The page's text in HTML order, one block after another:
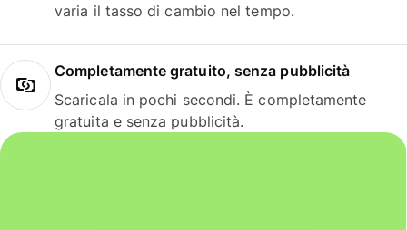
varia il tasso di cambio nel tempo.
Completamente gratuito, senza pubblicità
Scaricala in pochi secondi. È completamente
gratuita e senza pubblicità.